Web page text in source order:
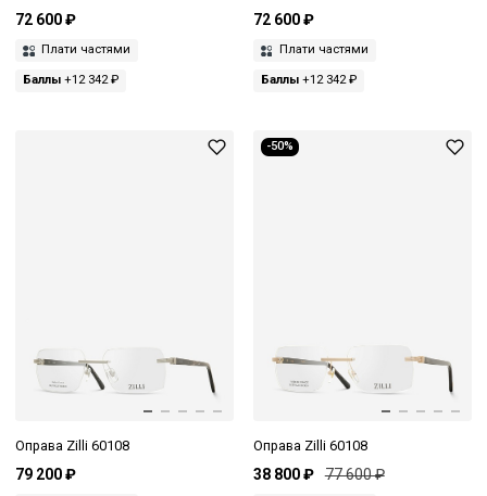
72 600 ₽
Плати частями
Баллы +12 342 ₽
72 600 ₽
Плати частями
Баллы+12 342 ₽
Оправа Zilli 60108
79 200 ₽
-50%
Оправа Zilli 60108
38 800 ₽ 77 600 ₽